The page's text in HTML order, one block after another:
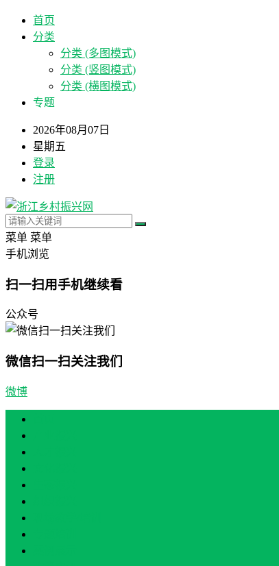
首页
分类
分类 (多图模式)
分类 (竖图模式)
分类 (横图模式)
专题
2026年08月07日
星期五
登录
注册
菜单 菜单
手机浏览
扫一扫用手机继续看
公众号
微信扫一扫关注我们
微博